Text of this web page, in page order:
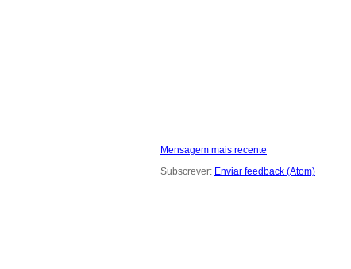
Mensagem mais recente
Subscrever: Enviar feedback (Atom)